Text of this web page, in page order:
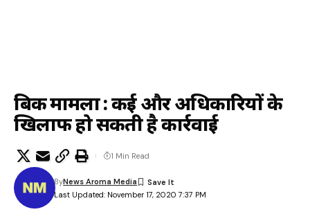
बिकरू मामला : कई और अधिकारियों के
खिलाफ हो सकती है कार्रवाई
Last Updated: November 17, 2020 7:37 PM
ByNews Aroma Media
1 Min Read